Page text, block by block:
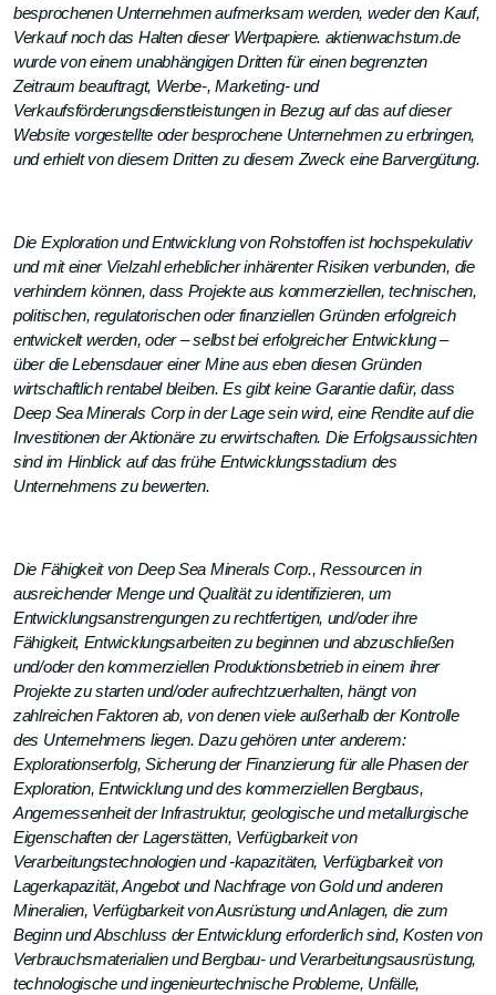
besprochenen Unternehmen aufmerksam werden, weder den Kauf,
Verkauf noch das Halten dieser Wertpapiere. aktienwachstum.de
wurde von einem unabhängigen Dritten für einen begrenzten
Zeitraum beauftragt, Werbe-, Marketing- und
Verkaufsförderungsdienstleistungen in Bezug auf das auf dieser
Website vorgestellte oder besprochene Unternehmen zu erbringen,
und erhielt von diesem Dritten zu diesem Zweck eine Barvergütung.
Die Exploration und Entwicklung von Rohstoffen ist hochspekulativ
und mit einer Vielzahl erheblicher inhärenter Risiken verbunden, die
verhindern können, dass Projekte aus kommerziellen, technischen,
politischen, regulatorischen oder finanziellen Gründen erfolgreich
entwickelt werden, oder – selbst bei erfolgreicher Entwicklung –
über die Lebensdauer einer Mine aus eben diesen Gründen
wirtschaftlich rentabel bleiben. Es gibt keine Garantie dafür, dass
Deep Sea Minerals Corp in der Lage sein wird, eine Rendite auf die
Investitionen der Aktionäre zu erwirtschaften. Die Erfolgsaussichten
sind im Hinblick auf das frühe Entwicklungsstadium des
Unternehmens zu bewerten.
Die Fähigkeit von Deep Sea Minerals Corp., Ressourcen in
ausreichender Menge und Qualität zu identifizieren, um
Entwicklungsanstrengungen zu rechtfertigen, und/oder ihre
Fähigkeit, Entwicklungsarbeiten zu beginnen und abzuschließen
und/oder den kommerziellen Produktionsbetrieb in einem ihrer
Projekte zu starten und/oder aufrechtzuerhalten, hängt von
zahlreichen Faktoren ab, von denen viele außerhalb der Kontrolle
des Unternehmens liegen. Dazu gehören unter anderem:
Explorationserfolg, Sicherung der Finanzierung für alle Phasen der
Exploration, Entwicklung und des kommerziellen Bergbaus,
Angemessenheit der Infrastruktur, geologische und metallurgische
Eigenschaften der Lagerstätten, Verfügbarkeit von
Verarbeitungstechnologien und -kapazitäten, Verfügbarkeit von
Lagerkapazität, Angebot und Nachfrage von Gold und anderen
Mineralien, Verfügbarkeit von Ausrüstung und Anlagen, die zum
Beginn und Abschluss der Entwicklung erforderlich sind, Kosten von
Verbrauchsmaterialien und Bergbau- und Verarbeitungsausrüstung,
technologische und ingenieurtechnische Probleme, Unfälle,